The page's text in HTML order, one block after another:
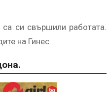
си свършили работата.
на Гинес.